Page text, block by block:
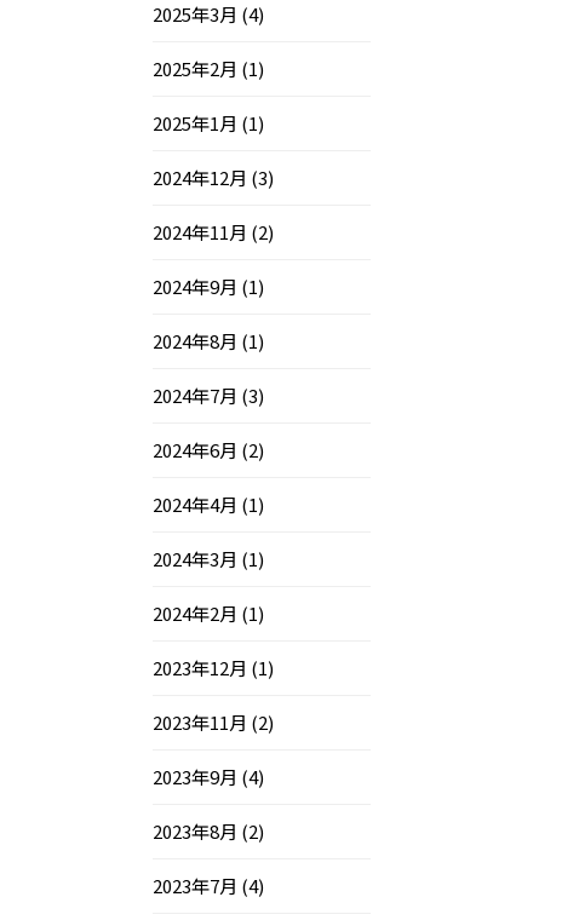
2025年3月 (4)
2025年2月 (1)
2025年1月 (1)
2024年12月 (3)
2024年11月 (2)
2024年9月 (1)
2024年8月 (1)
2024年7月 (3)
2024年6月 (2)
2024年4月 (1)
2024年3月 (1)
2024年2月 (1)
2023年12月 (1)
2023年11月 (2)
2023年9月 (4)
2023年8月 (2)
2023年7月 (4)